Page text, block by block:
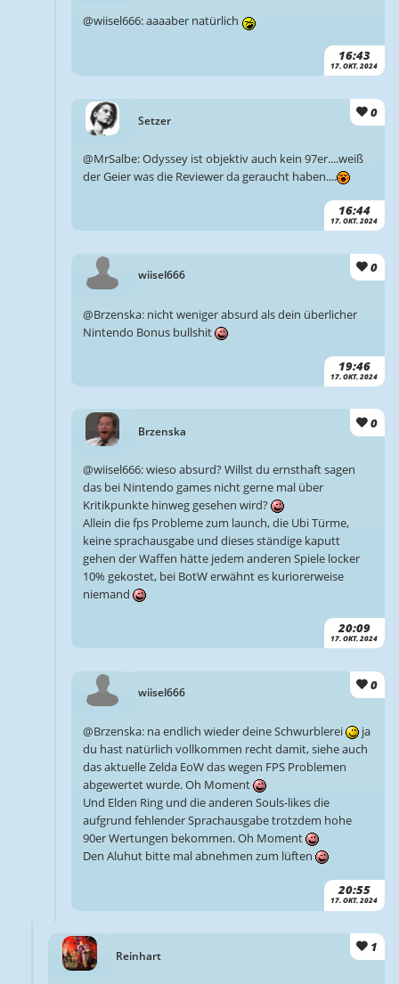
16:43
17. OKT. 2024
@wiisel666: aaaaber natürlich
Setzer
0
16:44
17. OKT. 2024
@MrSalbe: Odyssey ist objektiv auch kein 97er....weiß
der Geier was die Reviewer da geraucht haben....
wiisel666 0
19:46
17. OKT. 2024
@Brzenska: nicht weniger absurd als dein überlicher
Nintendo Bonus bullshit
Brzenska
0
20:09
17. OKT. 2024
@wiisel666: wieso absurd? Willst du ernsthaft sagen
das bei Nintendo games nicht gerne mal über
Kritikpunkte hinweg gesehen wird?
Allein die fps Probleme zum launch, die Ubi Türme,
keine sprachausgabe und dieses ständige kaputt
gehen der Waffen hätte jedem anderen Spiele locker
10% gekostet, bei BotW erwähnt es kuriorerweise
niemand
wiisel666 0
20:55
17. OKT. 2024
@Brzenska: na endlich wieder deine Schwurblerei
ja
du hast natürlich vollkommen recht damit, siehe auch
das aktuelle Zelda EoW das wegen FPS Problemen
abgewertet wurde. Oh Moment
Und Elden Ring und die anderen Souls-likes die
aufgrund fehlender Sprachausgabe trotzdem hohe
90er Wertungen bekommen. Oh Moment
Den Aluhut bitte mal abnehmen zum lüften
Reinhart
1